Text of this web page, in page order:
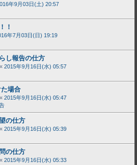
年9月03日(土) 20:57
！
年7月03日(日) 19:19
し報告の仕方
« 2015年9月16日(水) 05:57
場合
« 2015年9月16日(水) 05:47
の仕方
« 2015年9月16日(水) 05:39
の仕方
« 2015年9月16日(水) 05:33